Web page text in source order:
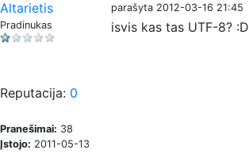
Altarietis
parašyta 2012-03-16 21:45
Pradinukas
Reputacija: 0
Pranešimai: 38
Įstojo: 2011-05-13
isvis kas tas UTF-8? :D